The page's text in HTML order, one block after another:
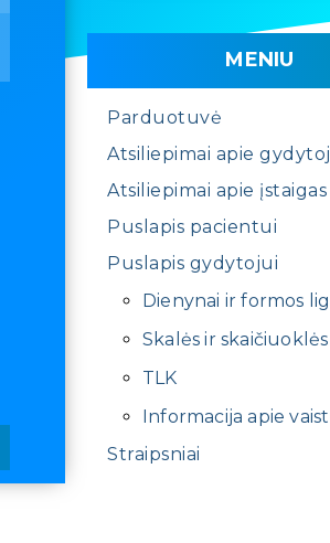
MENIU
Parduotuvė
Atsiliepimai apie
Atsiliepimai apie įstaigas
Puslapis pacientui
Puslapis gydytojui
Dienynai ir formos
Skalės ir skaičiuoklės
TLK
Informacija apie
Straipsniai